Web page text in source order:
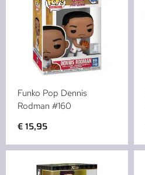
Funko Pop Dennis
Rodman #160
€15,95